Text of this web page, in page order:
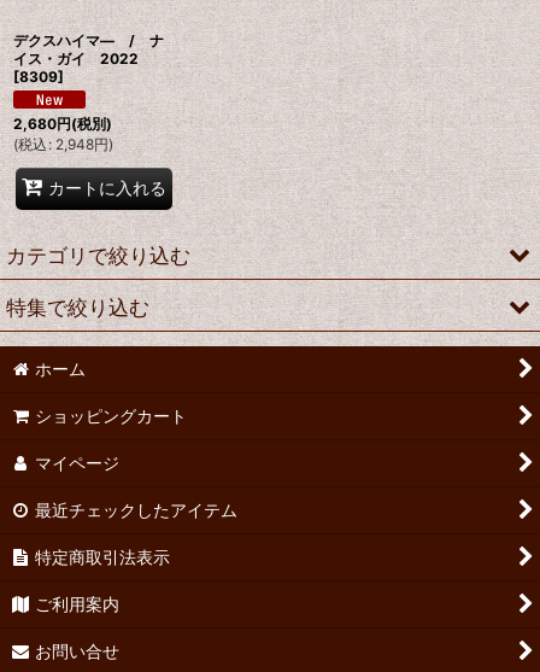
デクスハイマ― / ナ
イス・ガイ 2022
[8309]
2,680円(税別)
(税込 : 2,948円)
カートに入れる
カテゴリで絞り込む
ブルゴーニュ
ロワール
シャンパーニュ
ボルドー
特集で絞り込む
新入荷ワイン コーナー
ナチュラルチーズ
松原ミート シャルキュトリー
ホーム
ショッピングカート
マイページ
最近チェックしたアイテム
特定商取引法表示
ご利用案内
お問い合せ